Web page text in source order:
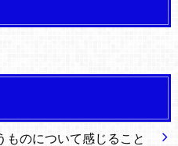
ものについて感じること